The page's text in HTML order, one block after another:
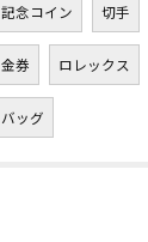
記念コイン 切手
金券 ロレックス
バッグ